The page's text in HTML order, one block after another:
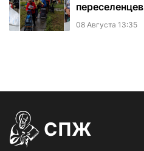
переселенцев
08 Августа 13:35
СПЖ